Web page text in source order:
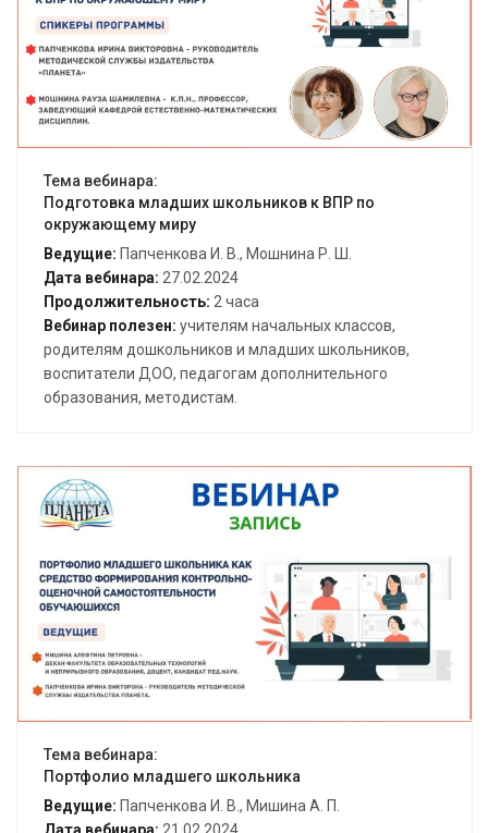
Открыть вебинар
Тема вебинара:
Подготовка младших школьников к ВПР по
окружающему миру
Ведущие: Папченкова И. В., Мошнина Р. Ш.
Дата вебинара: 27.02.2024
Продолжительность: 2 часа
Вебинар полезен: учителям начальных классов,
родителям дошкольников и младших школьников,
воспитатели ДОО, педагогам дополнительного
образования, методистам.
Открыть вебинар
Тема вебинара:
Портфолио младшего школьника
Ведущие: Папченкова И. В., Мишина А. П.
Дата вебинара: 21.02.2024